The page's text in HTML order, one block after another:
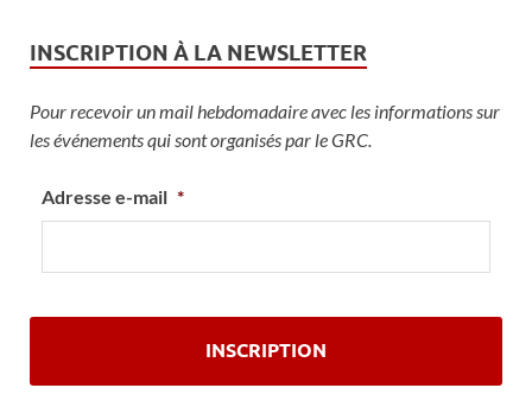
INSCRIPTION À LA NEWSLETTER
Pour recevoir un mail hebdomadaire avec les informations sur
les événements qui sont organisés par le GRC.
Adresse e-mail *